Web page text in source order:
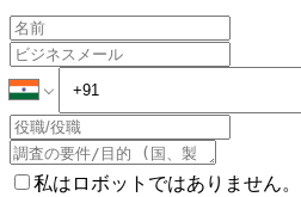
私はロボットではありません。